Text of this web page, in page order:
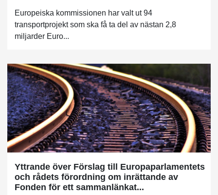
Europeiska kommissionen har valt ut 94
transportprojekt som ska få ta del av nästan 2,8
miljarder Euro...
Yttrande över Förslag till Europaparlamentets
och rådets förordning om inrättande av
Fonden för ett sammanlänkat...